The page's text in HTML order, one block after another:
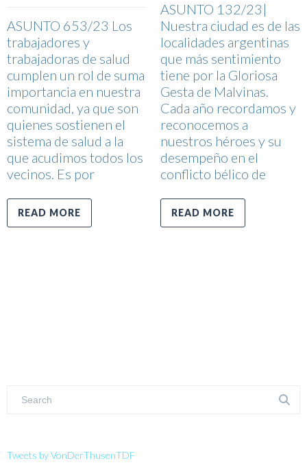
ASUNTO 653/23 Los
trabajadores y
trabajadoras de salud
cumplen un rol de suma
importancia en nuestra
comunidad, ya que son
quienes sostienen el
sistema de salud a la
que acudimos todos los
vecinos. Es por
READ MORE
ASUNTO 132/23|
Nuestra ciudad es de las
localidades argentinas
que más sentimiento
tiene por la Gloriosa
Gesta de Malvinas.
Cada año recordamos y
reconocemos a
nuestros héroes y su
desempeño en el
conflicto bélico de
READ MORE
Tweets by VonDerThusenTDF